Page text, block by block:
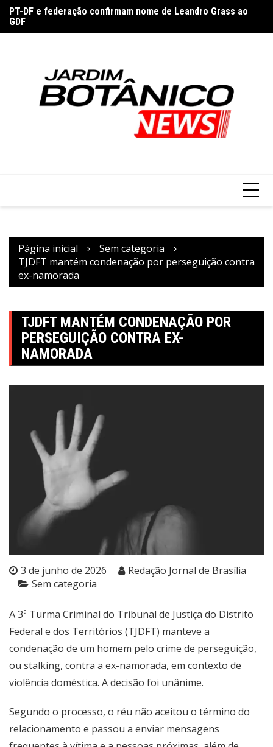
para
o
PT-DF e federação confirmam nome de Leandro Grass ao
GDF
Página inicial
Sem categoria
TJDFT mantém condenação por perseguição contra
ex-namorada
TJDFT MANTÉM CONDENAÇÃO POR
PERSEGUIÇÃO CONTRA EX-
NAMORADA
3 de junho de 2026
Redação Jornal de Brasília
Sem categoria
A 3ª Turma Criminal do Tribunal de Justiça do Distrito
Federal e dos Territórios (TJDFT) manteve a
condenação de um homem pelo crime de perseguição,
ou stalking, contra a ex-namorada, em contexto de
violência doméstica. A decisão foi unânime.
Segundo o processo, o réu não aceitou o término do
relacionamento e passou a enviar mensagens